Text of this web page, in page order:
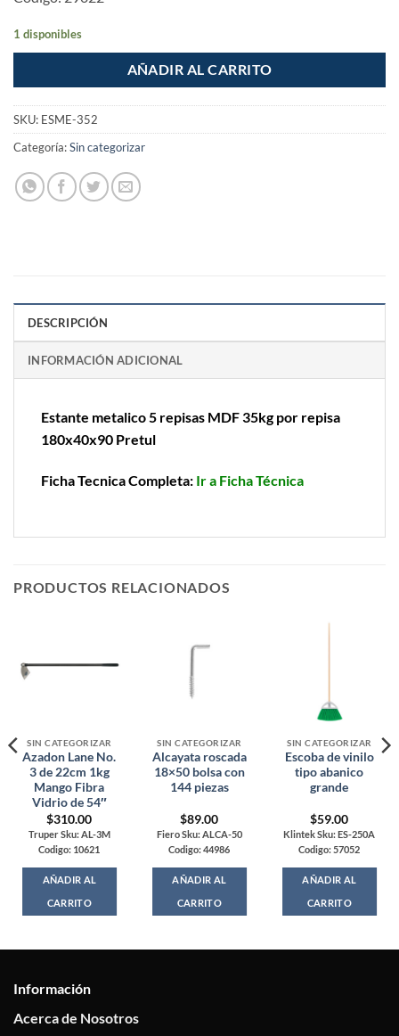
1 disponibles
AÑADIR AL CARRITO
SKU: ESME-352
Categoría:Sin categorizar
DESCRIPCIÓN
INFORMACIÓN ADICIONAL
Estante metalico 5 repisas MDF 35kg por repisa
180x40x90 Pretul
Ficha Tecnica Completa: Ir a Ficha Técnica
PRODUCTOS RELACIONADOS
SIN CATEGORIZAR
Azadon Lane No.
3 de 22cm 1kg
Mango Fibra
Vidrio de 54″
$310.00
Truper Sku: AL-3M
Codigo: 10621
AÑADIR AL
CARRITO
SIN CATEGORIZAR
Alcayata roscada
18×50 bolsa con
144 piezas
$89.00
Fiero Sku: ALCA-50
Codigo: 44986
AÑADIR AL
CARRITO
SIN CATEGORIZAR
Escoba de vinilo
tipo abanico
grande
$59.00
Klintek Sku: ES-250A
Codigo: 57052
AÑADIR AL
CARRITO
Información
Acerca de Nosotros